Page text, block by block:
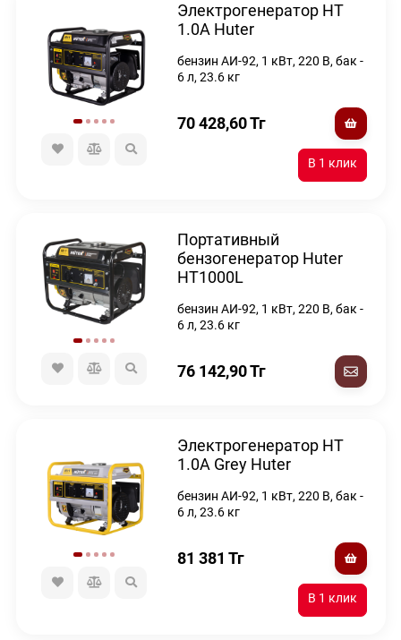
Электрогенератор HT
1.0А Huter
бензин АИ-92, 1 кВт, 220 В, бак -
6 л, 23.6 кг
70 428,60Тг
Портативный
бензогенератор Huter
HT1000L
бензин АИ-92, 1 кВт, 220 В, бак -
6 л, 23.6 кг
76 142,90Тг
Электрогенератор HT
1.0А Grey Huter
бензин АИ-92, 1 кВт, 220 В, бак -
6 л, 23.6 кг
81 381 Тг